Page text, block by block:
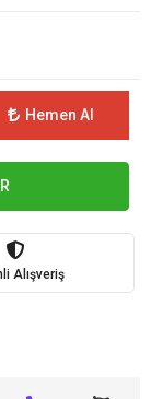
Hemen Al
Alışveriş